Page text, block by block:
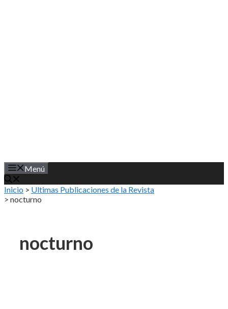
Menú
Inicio > Ultimas Publicaciones de la Revista
> nocturno
nocturno